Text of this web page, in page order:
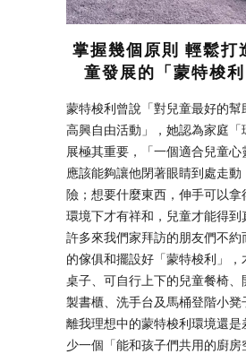
掌握幾個原則 輕鬆打
童發展的「蒙特梭
蒙特梭利曾說「對兒童最好的幫
高興自由活動」，她認為家庭「
展極其重要，「一個適合兒童心
應該能夠讓他閉著眼睛到處走
險；想要什麼東西，伸手可以拿
環境下才有祥和，兒童才能得到
許多來我們家拜訪的朋友們不約
的傢俱和擺設好「蒙特梭利」
桌子、可自行上下的兒童餐椅、
製書櫃、洗手台及馬桶登階小
離我理想中的蒙特梭利環境還是
少一個「能和孩子們共用的廚房